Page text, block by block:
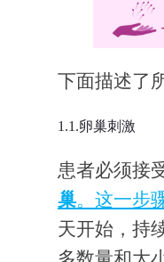
下面描述了
1.1.卵巢刺激
患者必须接
巢。这一步
天开始，持